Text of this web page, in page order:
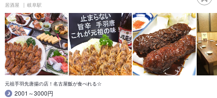
居酒屋 岐阜駅
元祖手羽先唐揚の店！名古屋飯が食べれる☆
2001～3000円